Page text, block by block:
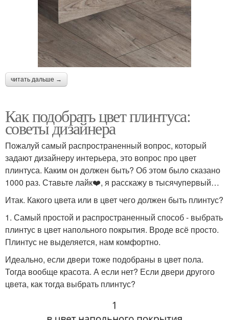
читать дальше →
Как подобрать цвет плинтуса:
советы дизайнера
Пожалуй самый распространенный вопрос, который
задают дизайнеру интерьера, это вопрос про цвет
плинтуса. Каким он должен быть? Об этом было сказано
1000 раз. Ставьте лайк❤️, я расскажу в тысячупервый…
Итак. Какого цвета или в цвет чего должен быть плинтус?
1. Самый простой и распространенный способ - выбрать
плинтус в цвет напольного покрытия. Вроде всё просто.
Плинтус не выделяется, нам комфортно.
Идеально, если двери тоже подобраны в цвет пола.
Тогда вообще красота. А если нет? Если двери другого
цвета, как тогда выбрать плинтус?